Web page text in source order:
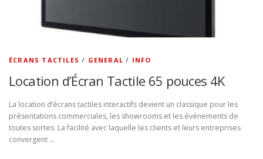
ÉCRANS TACTILES / GENERAL / INFO
Location d’Écran Tactile 65 pouces 4K
La location d’écrans tactiles interactifs devient un classique pour les
présentations commerciales, les showrooms et les événements de
toutes sortes. La facilité avec laquelle les clients et leurs entreprises
convergent …